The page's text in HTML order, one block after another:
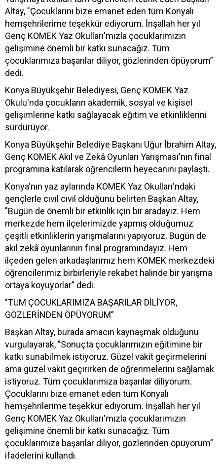
Altay, "Çocuklarını bize emanet eden tüm Konyalı
hemşehrilerime teşekkür ediyorum. İnşallah her yıl
Genç KOMEK Yaz Okulları'mızla çocuklarımızın
gelişimine önemli bir katkı sunacağız. Tüm
çocuklarımıza başarılar diliyor, gözlerinden öpüyorum”
dedi.
Konya Büyükşehir Belediyesi, Genç KOMEK Yaz
Okulu'nda çocukların akademik, sosyal ve kişisel
gelişimlerine katkı sağlayacak eğitim ve etkinliklerini
sürdürüyor.
Konya Büyükşehir Belediye Başkanı Uğur İbrahim Altay,
Genç KOMEK Akıl ve Zekâ Oyunları Yarışması'nın final
programına katılarak öğrencilerin heyecanını paylaştı.
Konya'nın yaz aylarında KOMEK Yaz Okulları'ndaki
gençlerle cıvıl cıvıl olduğunu belirten Başkan Altay,
"Bugün de önemli bir etkinlik için bir aradayız. Hem
merkezde hem ilçelerimizde yapmış olduğumuz
çeşitli etkinliklerin yarışmalarını yapıyoruz. Bugün de
akıl zekâ oyunlarının final programındayız. Hem
ilçeden gelen arkadaşlarımız hem KOMEK merkezdeki
öğrencilerimiz birbirleriyle rekabet halinde bir yarışma
ortaya koyuyorlar” dedi.
"TÜM ÇOCUKLARIMIZA BAŞARILAR DİLİYOR,
GÖZLERİNDEN ÖPÜYORUM”
Başkan Altay, burada amacın kaynaşmak olduğunu
vurgulayarak, "Sonuçta çocuklarımızın eğitimine bir
katkı sunabilmek istiyoruz. Güzel vakit geçirmelerini
ama güzel vakit geçirirken de öğrenmelerini sağlamak
istiyoruz. Tüm çocuklarımıza başarılar diliyorum.
Çocuklarını bize emanet eden tüm Konyalı
hemşehrilerime teşekkür ediyorum. İnşallah her yıl
Genç KOMEK Yaz Okulları'mızla çocuklarımızın
gelişimine önemli bir katkı sunacağız. Tüm
çocuklarımıza başarılar diliyor, gözlerinden öpüyorum”
ifadelerini kullandı.